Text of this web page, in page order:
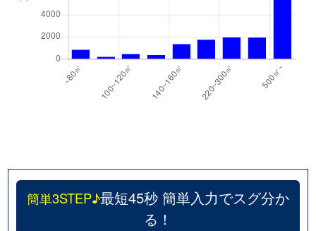
簡単3STEP♪最短45秒 簡単入力でスグ分か
る！